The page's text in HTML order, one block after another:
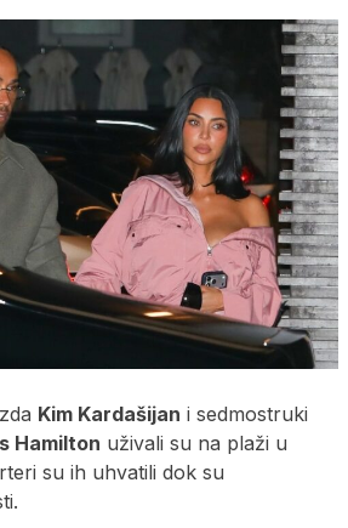
Kim Kardašijan i sedmostruki
Hamilton uživali su na plaži u
su ih uhvatili dok su